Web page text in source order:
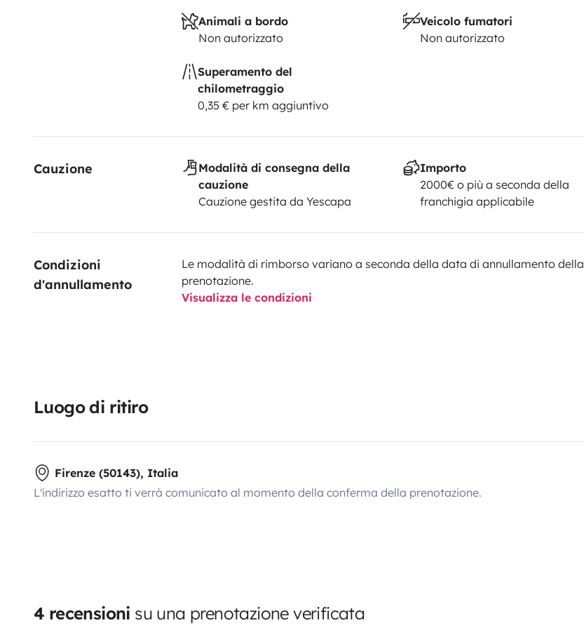
Animali a bordo
Non autorizzato
Veicolo fumatori
Non autorizzato
Superamento del
chilometraggio
0,35 € per km aggiuntivo
Cauzione
Modalità di consegna della
cauzione
Cauzione gestita da Yescapa
Importo
2000€ o più a seconda della
franchigia applicabile
Condizioni
d'annullamento
Le modalità di rimborso variano a seconda della data di annullamento della
prenotazione.
Visualizza le condizioni
Luogo di ritiro
Firenze (50143), Italia
L'indirizzo esatto ti verrà comunicato al momento della conferma della prenotazione.
4 recensioni su una prenotazione verificata